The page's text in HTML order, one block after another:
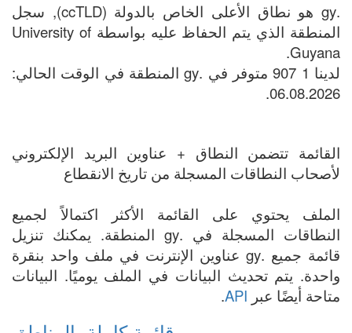
.gy هو نطاق الأعلى الخاص بالدولة (ccTLD), سجل
المنطقة الذي يتم الحفاظ عليه بواسطة University of
Guyana.
لدينا 1 907 متوفر في .gy المنطقة في الوقت الحالي:
06.08.2026.
القائمة تتضمن النطاق + عناوين البريد الإلكتروني
لأصحاب النطاقات المسجلة من تاريخ الانقطاع
الملف يحتوي على القائمة الأكثر اكتمالاً لجميع
النطاقات المسجلة في .gy المنطقة. يمكنك تنزيل
قائمة جميع .gy عناوين الإنترنت في ملف واحد بنقرة
واحدة. يتم تحديث البيانات في الملف يوميًا. البيانات
متاحة أيضًا عبر API
.